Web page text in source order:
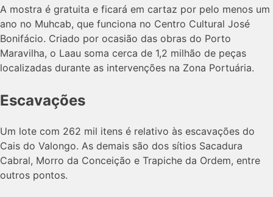
A mostra é gratuita e ficará em cartaz por pelo menos um
ano no Muhcab, que funciona no Centro Cultural José
Bonifácio. Criado por ocasião das obras do Porto
Maravilha, o Laau soma cerca de 1,2 milhão de peças
localizadas durante as intervenções na Zona Portuária.
Escavações
Um lote com 262 mil itens é relativo às escavações do
Cais do Valongo. As demais são dos sítios Sacadura
Cabral, Morro da Conceição e Trapiche da Ordem, entre
outros pontos.